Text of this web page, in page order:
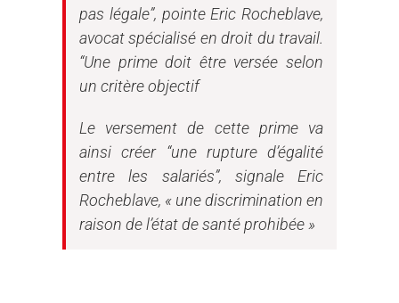
pas légale”, pointe Eric Rocheblave,
avocat spécialisé en droit du travail.
“Une prime doit être versée selon
un critère objectif
Le versement de cette prime va
ainsi créer “une rupture d’égalité
entre les salariés”, signale Eric
Rocheblave, « une discrimination en
raison de l’état de santé prohibée »